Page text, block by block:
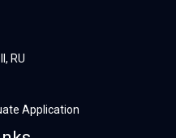
RU
Application